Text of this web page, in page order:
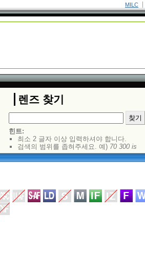
MILC
렌즈 찾기
힌트:
최소 2 글자 이상 입력하셔야 합니다.
검색의 범위를 좁혀주세요. 예) 70 300 is